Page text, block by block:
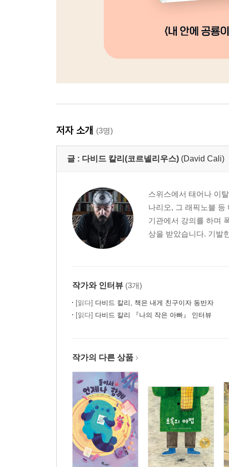
저자 소개 (3명)
글 : 다비드 칼리(코르넬리우스) (David Cali)
스위스에서 태어나 이
나리오, 그 래픽노블
기관에서 강의를 하며
상을 받았습니다. 기발
작가와 인터뷰 (3개)
[읽다] 다비드 칼리, 책은 내게 친구이자 동반자
[읽다] 다비드 칼리 『나의 작은 아빠』 인터뷰
작가의 다른 상품